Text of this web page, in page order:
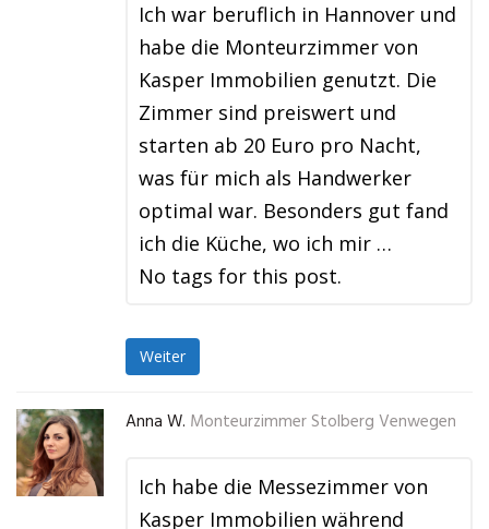
Ich war beruflich in Hannover und
habe die Monteurzimmer von
Kasper Immobilien genutzt. Die
Zimmer sind preiswert und
starten ab 20 Euro pro Nacht,
was für mich als Handwerker
optimal war. Besonders gut fand
ich die Küche, wo ich mir …
No tags for this post.
Weiter
Anna W. Monteurzimmer Stolberg Venwegen
Ich habe die Messezimmer von
Kasper Immobilien während